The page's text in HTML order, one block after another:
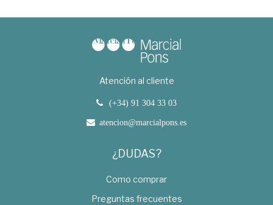
Atención al cliente
(+34) 91 304 33 03
atencion@marcialpons.es
¿DUDAS?
Como comprar
Preguntas frecuentes